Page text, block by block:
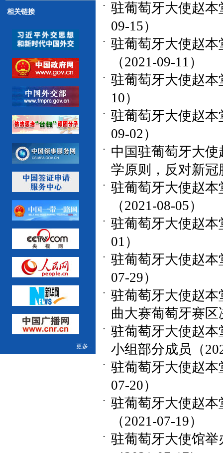
相关链接
更多...
驻葡萄牙大使赵
09-15）
驻葡萄牙大使赵
（2021-09-11）
驻葡萄牙大使赵本
10）
驻葡萄牙大使赵
09-02）
中国驻葡萄牙大
学原则，反对新冠
驻葡萄牙大使赵
（2021-08-05）
驻葡萄牙大使赵本
01）
驻葡萄牙大使赵
07-29）
驻葡萄牙大使赵本
曲大赛葡萄牙赛区
驻葡萄牙大使赵
小组部分成员（
驻葡萄牙大使赵
07-20）
驻葡萄牙大使赵
（2021-07-19）
驻葡萄牙大使馆举